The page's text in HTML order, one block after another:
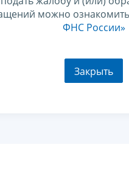
можно
ФНС России»
Закрыть